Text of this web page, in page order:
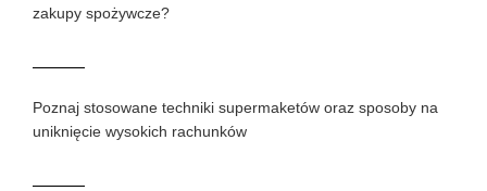
zakupy spożywcze?
Poznaj stosowane techniki supermaketów oraz sposoby na
uniknięcie wysokich rachunków